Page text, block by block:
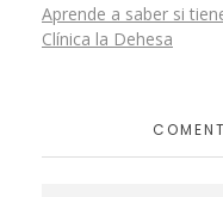
Aprende a saber si
Clínica la Dehesa